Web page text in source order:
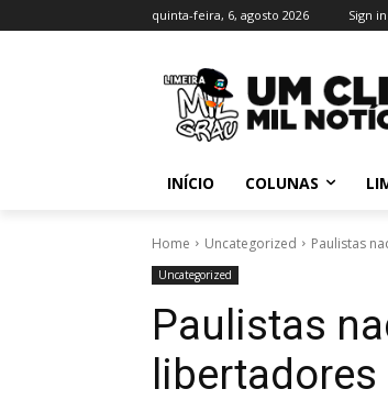
quinta-feira, 6, agosto 2026 Sign
INÍCIO COLUNAS
Home Uncategorized Paulistas
Uncategorized
Paulistas
libertadores